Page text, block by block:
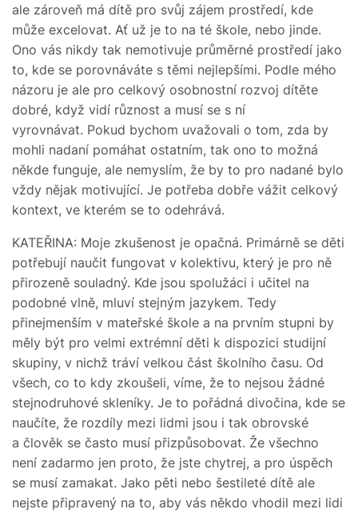
ale zároveň má dítě pro svůj zájem prostředí, kde
může excelovat. Ať už je to na té škole, nebo jinde.
Ono vás nikdy tak nemotivuje průměrné prostředí jako
to, kde se porovnáváte s těmi nejlepšími. Podle mého
názoru je ale pro celkový osobnostní rozvoj dítěte
dobré, když vidí různost a musí se s ní
vyrovnávat. Pokud bychom uvažovali o tom, zda by
mohli nadaní pomáhat ostatním, tak ono to možná
někde funguje, ale nemyslím, že by to pro nadané bylo
vždy nějak motivující. Je potřeba dobře vážit celkový
kontext, ve kterém se to odehrává.
KATEŘINA: Moje zkušenost je opačná. Primárně se děti
potřebují naučit fungovat v kolektivu, který je pro ně
přirozeně souladný. Kde jsou spolužáci i učitel na
podobné vlně, mluví stejným jazykem. Tedy
přinejmenším v mateřské škole a na prvním stupni by
měly být pro velmi extrémní děti k dispozici studijní
skupiny, v nichž tráví velkou část školního času. Od
všech, co to kdy zkoušeli, víme, že to nejsou žádné
stejnodruhové skleníky. Je to pořádná divočina, kde se
naučíte, že rozdíly mezi lidmi jsou i tak obrovské
a člověk se často musí přizpůsobovat. Že všechno
není zadarmo jen proto, že jste chytrej, a pro úspěch
se musí zamakat. Jako pěti nebo šestileté dítě ale
nejste připravený na to, aby vás někdo vhodil mezi lidi